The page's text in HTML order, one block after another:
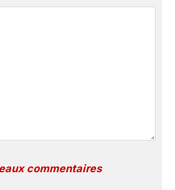
commentaires